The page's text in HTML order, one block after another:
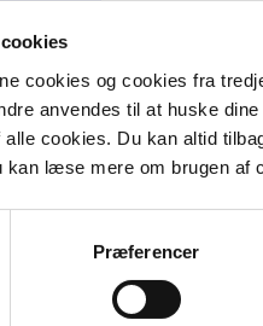
cookies og cookies fra
anvendes til at huske
cookies. Du kan altid
kan læse mere om brugen
Præferencer